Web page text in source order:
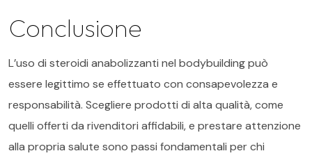
Conclusione
L’uso di steroidi anabolizzanti nel bodybuilding può
essere legittimo se effettuato con consapevolezza e
responsabilità. Scegliere prodotti di alta qualità, come
quelli offerti da rivenditori affidabili, e prestare attenzione
alla propria salute sono passi fondamentali per chi